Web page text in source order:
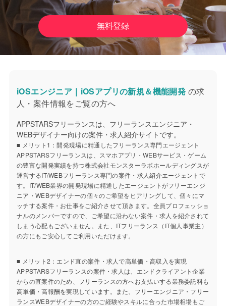
無料登録
iOSエンジニア｜iOSアプリの新規＆機能開発 の求
人・案件情報をご覧の方へ
APPSTARSフリーランスは、フリーランスエンジニア・
WEBデザイナー向けの案件・求人紹介サイトです。
■ メリット1：開発現場に精通したフリーランス専門エージェント
APPSTARSフリーランスは、スマホアプリ・WEBサービス・ゲーム
の豊富な開発実績を持つ株式会社モンスターラボホールディングスが
運営するIT/WEBフリーランス専門の案件・求人紹介エージェントで
す。IT/WEB業界の開発現場に精通したエージェントがフリーエンジ
ニア・WEBデザイナーの個々のご希望をヒアリングして、個々にマ
ッチする案件・お仕事をご紹介させて頂きます。全員プロフェッショ
ナルのメンバーですので、ご希望に沿わない案件・求人を紹介されて
しまう心配もございません。また、ITフリーランス（IT個人事業主）
の方にもご安心してご利用いただけます。
■ メリット2：エンド直の案件・求人で高単価・高収入を実現
APPSTARSフリーランスの案件・求人は、エンドクライアント企業
からの直案件のため、フリーランスの方へお支払いする業務委託料も
高単価・高報酬を実現しています。また、フリーエンジニア・フリー
ランスWEBデザイナーの方のご経験やスキルに合った市場相場もご